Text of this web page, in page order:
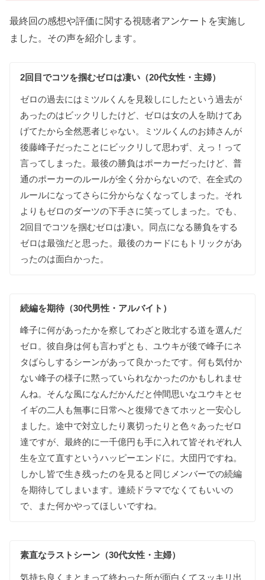
最終回の感想や評価に関する視聴者アンケートを実施し
ました。その声を紹介します。
2回目でコツを掴むゼロは凄い（20代女性・主婦）
ゼロの過去には ミツルくんを 見殺しに したという過去が
あったのはビックリしたけど ゼロは女の人を助けてあ
げてたから全然悪者じゃない。 ミツルくんのお姉さんが
後藤峰子だった ことに ビックリして思わず えっ ！ って
言って しまった 。最後の勝負はポーカーだったけど 、普
通のポーカーのルールが全く分からないので 、在全式の
ルールになって さらに分からなく なって しまった 。 それ
よりもゼロのダーツの下手さに笑って しまった 。 でも
2回目でコツを掴むゼロは凄い。 同点になる勝負をする
ゼロは最強だと 思った 。最後のカードにも トリックがあ
ったのは面白かった 。
続編を期待（30代男性・アルバイト）
峰子に何があったかを察してわざと 敗北する道を選んだ
ゼロ。彼自身は何も言わずとも 、ユウキが後で峰子にネ
タばらしするシーンがあって 良かったです。何も気付か
ない峰子の様子に黙っていられなかったのかも しれませ
んね。 そんな風になんだかんだと仲間思いなユウキと セ
イギの二人も無事に日常へと復帰できてホッと一安心し
ました。途中で対立したり裏切ったりと色々 あったゼロ
達ですが、最終的に一千億円も手に入れて皆それぞれ人
生を立て直すというハッピーエンドに。 大団円ですね。
しかし皆で生き残ったのを 見ると同じ メンバーでの続編
を期待して しまいます。連続ドラマでなくてもいいの
で、 また何かやってほしいですね。
素直なラストシーン（30代女性・主婦）
気持ち良く まとまって終わった 所が面白くて スッキリ 出